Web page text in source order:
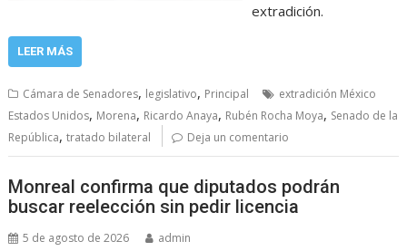
extradición.
LEER MÁS
Cámara de Senadores, legislativo, Principal
extradición México
Estados Unidos, Morena, Ricardo Anaya, Rubén Rocha Moya, Senado de la
República,tratado bilateral Deja un comentario
Monreal confirma que diputados podrán
buscar reelección sin pedir licencia
5 de agosto de 2026 admin